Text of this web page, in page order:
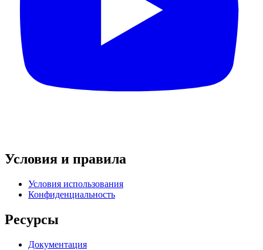
Условия и правила
Условия использования
Конфиденциальность
Ресурсы
Документация